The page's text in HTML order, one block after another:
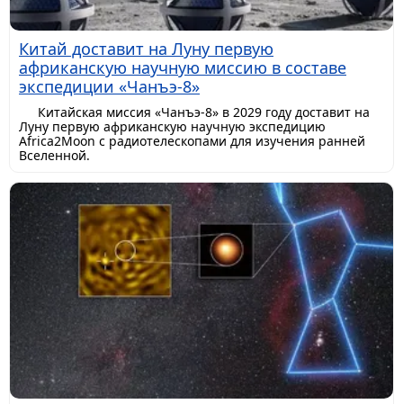
Китай доставит на Луну первую
африканскую научную миссию в составе
экспедиции «Чанъэ-8»
Китайская миссия «Чанъэ-8» в 2029 году доставит на
Луну первую африканскую научную экспедицию
Africa2Moon с радиотелескопами для изучения ранней
Вселенной.